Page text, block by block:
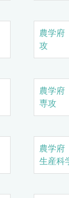
農学
攻
農学
専攻
農学
生産科